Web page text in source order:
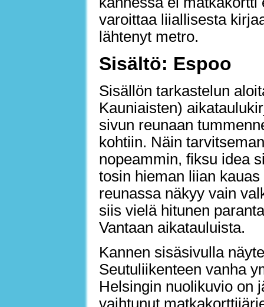
varoittaa liiallisesta
lähtenyt metro.
Sisältö: Espoo
Sisällön tarkastelun
Kauniaisten)
sivun reunaan
kohtiin. Näin
nopeammin, fiksu idea
tosin hieman liian
reunassa näkyy vain
siis vielä hitunen
Vantaan aikatauluista.
Kannen sisäsivulla
Seutuliikenteen vanha
Helsingin nuolikuvio on
vaihtunut